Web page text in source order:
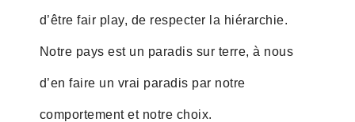
d’être fair play, de respecter la hiérarchie.
Notre pays est un paradis sur terre, à nous
d’en faire un vrai paradis par notre
comportement et notre choix.